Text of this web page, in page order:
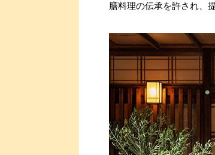
膳料理の伝承を許され、